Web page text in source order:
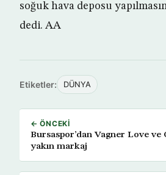
soğuk hava deposu
dedi. AA
Etiketler: DÜNYA
← ÖNCEKI
Bursaspor’dan Vagner Love ve
yakın markaj